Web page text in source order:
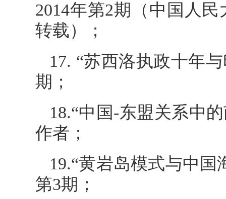
2014年第2期（中国人
转载）；
17. “苏西洛执政十年
期；
18.“中国-东盟关系中
作者；
19.“黄岩岛模式与中
第3期；